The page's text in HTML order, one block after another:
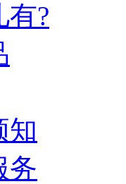
有?
知
务